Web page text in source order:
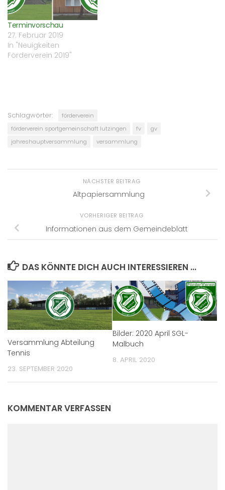
Terminvorschau
27. Februar 2019
In "Neuigkeiten
Förderverein 2019"
Schlagwörter:
förderverein
förderverein sportgemeinschaft lutzingen
fv
gv
jahreshauptversammlung
versammlung
NÄCHSTER BEITRAG
Altpapiersammlung
VORHERIGER BEITRAG
Informationen aus dem Gemeindeblatt
DAS KÖNNTE DICH AUCH INTERESSIEREN …
Versammlung Abteilung
Tennis
23. SEPTEMBER 2020
Bilder: 2020 April SGL-
Malbuch
8. APRIL 2020
KOMMENTAR VERFASSEN